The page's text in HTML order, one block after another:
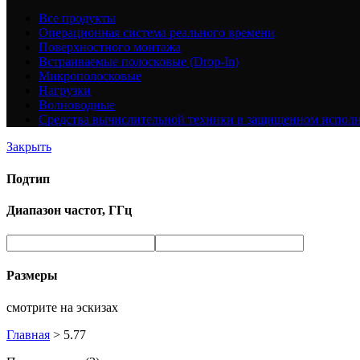
Все продукты
Операционная система реального времени
Поверхностного монтажа
Встраиваемые полосковые (Drop-In)
Микрополосковые
Нагрузки
Волноводные
Средства вычислительной техники в защищенном
Закрыть
Подтип
Диапазон частот, ГГц
Размеры
смотрите на эскизах
Главная > 5.77